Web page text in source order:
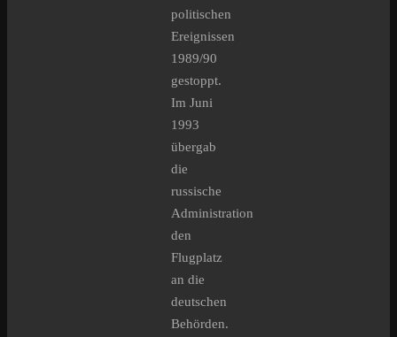
politischen
Ereignissen
1989/90
gestoppt.
Im Juni
1993
übergab
die
russische
Administration
den
Flugplatz
an die
deutschen
Behörden.